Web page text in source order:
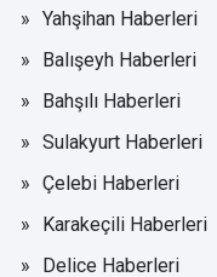
Yahşihan Haberleri
Balışeyh Haberleri
Bahşılı Haberleri
Sulakyurt Haberleri
Çelebi Haberleri
Karakeçili Haberleri
Delice Haberleri